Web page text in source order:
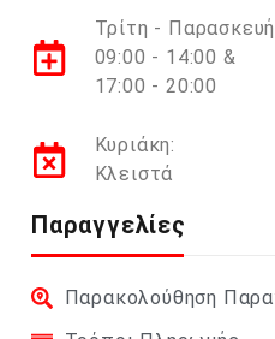
Τρίτη -
09:00 - 14:00 &
17:00 - 20:00
Κυριάκη:
Κλειστά
Παραγγελίες
Παρακολούθηση